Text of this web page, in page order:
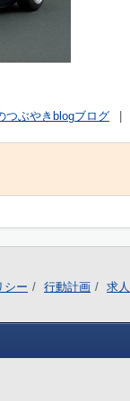
つぶやきblogブログ
シー 行動計画 求